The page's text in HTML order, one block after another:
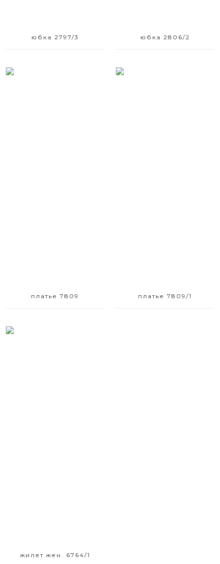
юбка 2797/3 юбка 2806/2
платье 7809 платье 7809/1
жилет жен. 6764/1